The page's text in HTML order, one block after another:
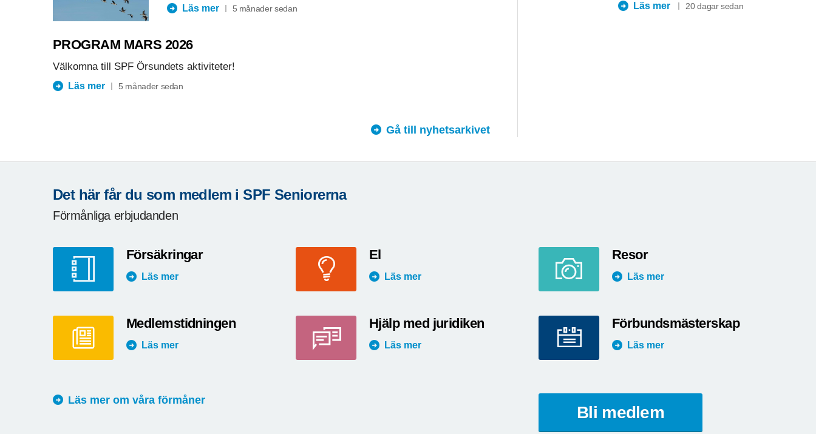
Läs mer 5 månader sedan
PROGRAM MARS 2026
Välkomna till SPF Örsundets aktiviteter!
Läs mer 5 månader sedan
Gå till nyhetsarkivet
Läs mer 20 dagar sedan
Det här får du som medlem i SPF Seniorerna
Förmånliga erbjudanden
Försäkringar
Läs mer
El
Läs mer
Resor
Läs mer
Medlemstidningen
Läs mer
Hjälp med juridiken
Läs mer
Förbundsmästerskap
Läs mer
Läs mer om våra förmåner
Bli medlem